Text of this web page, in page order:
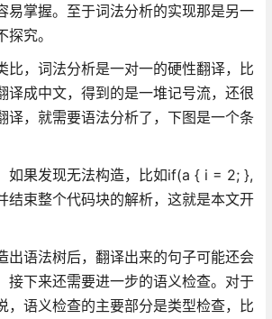
易掌握。至于词法分析的实现那是另一
究。
比，词法分析是一对一的硬性翻译，比
译成中文，得到的是一堆记号流，还很
译，就需要语法分析了，下图是一个条
如果发现无法构造，比如if(a { i = 2; },
结束整个代码块的解析，这就是本文开
出语法树后，翻译出来的句子可能还会
接下来还需要进一步的语义检查。对于
，语义检查的主要部分是类型检查，比